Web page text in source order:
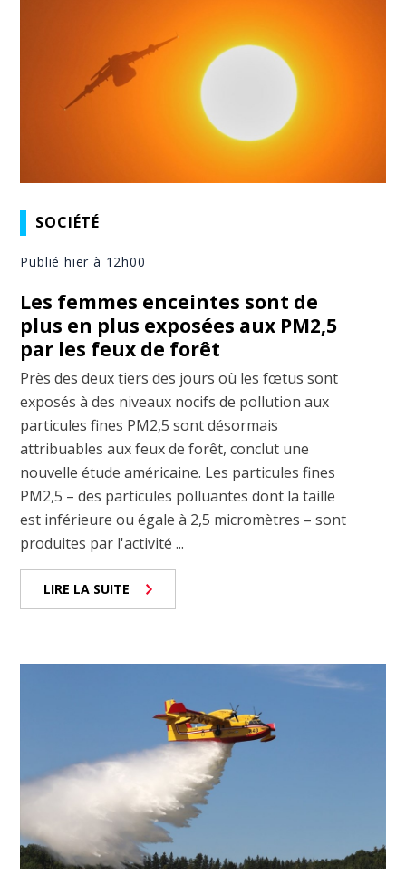
SOCIÉTÉ
Publié hier à 12h00
Les femmes enceintes sont de
plus en plus exposées aux PM2,5
par les feux de forêt
Près des deux tiers des jours où les fœtus sont
exposés à des niveaux nocifs de pollution aux
particules fines PM2,5 sont désormais
attribuables aux feux de forêt, conclut une
nouvelle étude américaine. Les particules fines
PM2,5 – des particules polluantes dont la taille
est inférieure ou égale à 2,5 micromètres – sont
produites par l'activité ...
LIRE LA SUITE